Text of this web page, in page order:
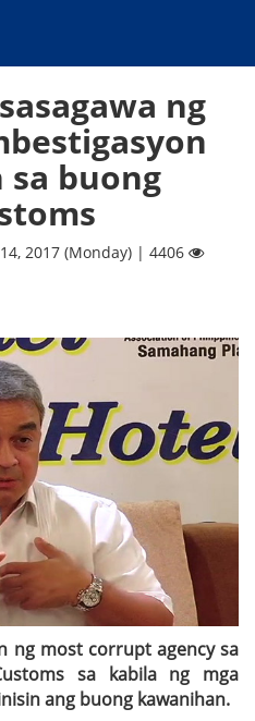
ng
buong
2017 (Monday) | 4406
ng most corrupt agency sa
sa kabila ng mga
ang buong kawanihan.